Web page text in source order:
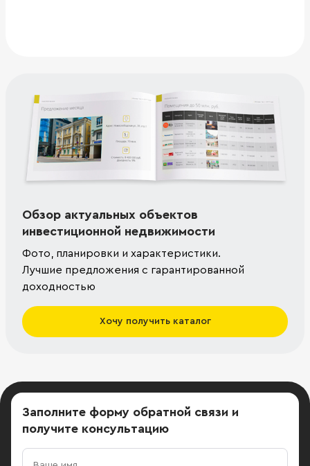
Обзор актуальных объектов
инвестиционной недвижимости
Фото, планировки и характеристики.
Лучшие предложения с гарантированной
доходностью
Хочу получить каталог
Заполните форму обратной связи и
получите консультацию